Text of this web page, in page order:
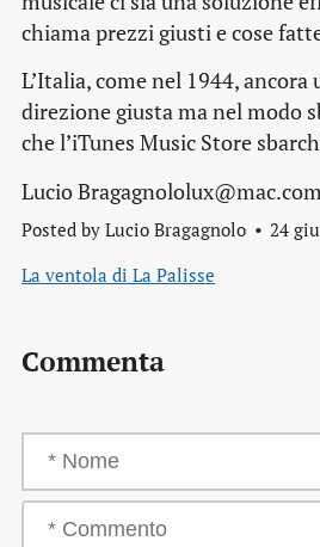
chiama prezzi giusti e cose
L’Italia, come nel 1944, ancora
direzione giusta ma nel modo
che l’iTunes Music Store
Lucio Bragagnololux@mac.com
Posted by Lucio Bragagnolo 24
La ventola di La Palisse
Commenta